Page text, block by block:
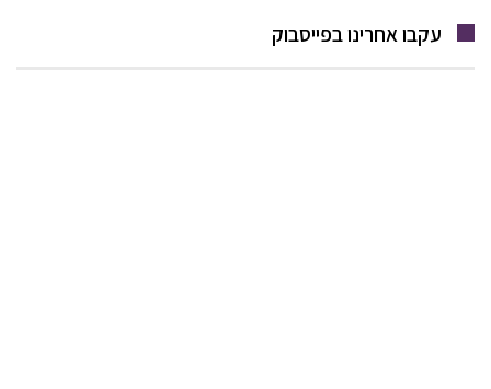
עקבו אחרינו בפייסבוק